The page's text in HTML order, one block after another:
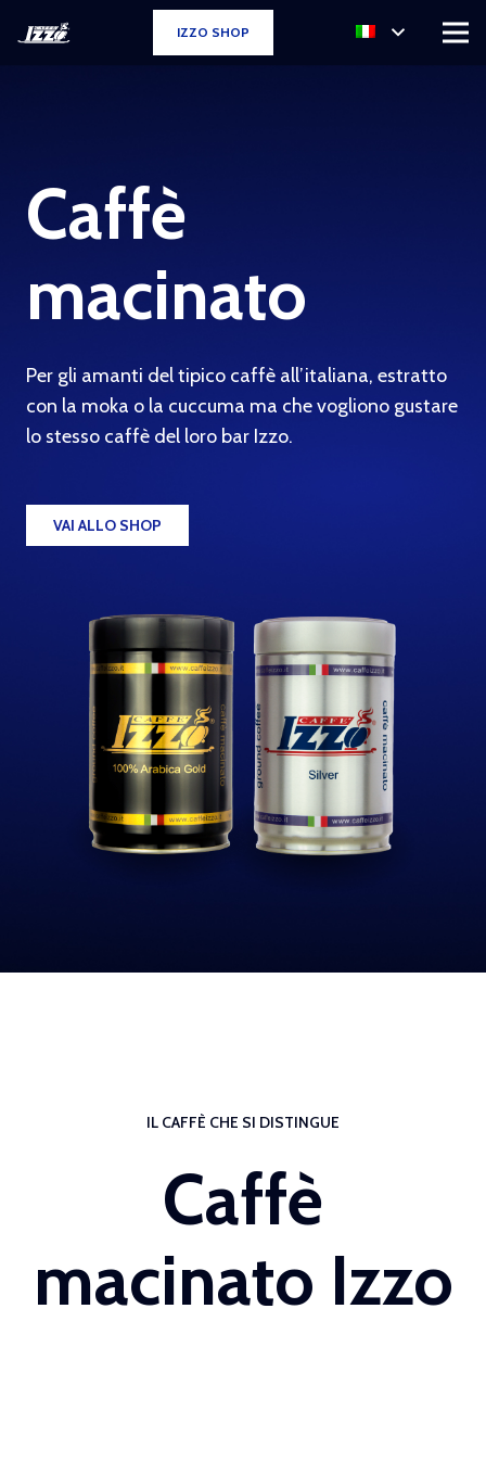
IZZO SHOP
Caffè
macinato
Per gli amanti del tipico caffè all’italiana, estratto
con la moka o la cuccuma ma che vogliono gustare
lo stesso caffè del loro bar Izzo.
VAI ALLO SHOP
IL CAFFÈ CHE SI DISTINGUE
Caffè
macinato Izzo